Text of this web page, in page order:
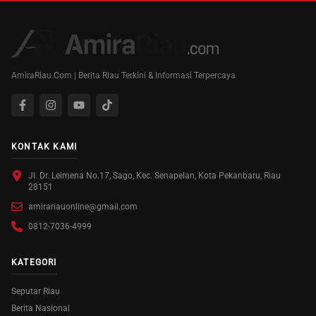
AmiraRiau.Com | Berita Riau Terkini & Informasi Terpercaya
KONTAK KAMI
Jl. Dr. Leimena No.17, Sago, Kec. Senapelan, Kota Pekanbaru, Riau
28151
amirariauonline@gmail.com
0812-7036-4999
KATEGORI
Seputar Riau
Berita Nasional